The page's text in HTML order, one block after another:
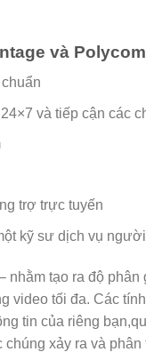
và
và tiếp cận các
trợ trực tuyến
kỹ sư dịch vụ
nhằm tạo ra độ
video tối đa. Các
tin của riêng
chúng xảy ra và phân